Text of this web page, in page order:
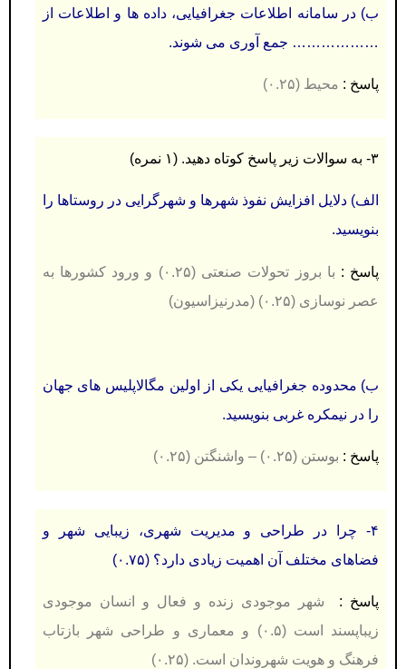
ب) در سامانه اطلاعات جغرافیایی، داده ها و اطلاعات از
……………… جمع آوری می شوند.
پاسخ : محیط (۰.۲۵)
۳- به سوالات زیر پاسخ کوتاه دهید. (۱ نمره)
الف) دلایل افزایش نفوذ شهرها و شهرگرایی در روستاها را
بنویسید.
پاسخ :
با بروز تحولات صنعتی (۰.۲۵) و ورود کشورها به
عصر نوسازی (۰.۲۵) (مدرنیزاسیون)
ب) محدوده جغرافیایی یکی از اولین مگالاپلیس های جهان
را در نیمکره غربی بنویسید.
پاسخ : بوستن (۰.۲۵) – واشنگتن (۰.۲۵)
۴- چرا در طراحی و مدیریت شهری، زیبایی شهر و
فضاهای مختلف آن اهمیت زیادی دارد؟ (۰.۷۵)
پاسخ : شهر موجودی زنده و فعال و انسان موجودی
زیباپسند است (۰.۵) و معماری و طراحی شهر بازتاب
فرهنگ و هویت شهروندان است. (۰.۲۵)